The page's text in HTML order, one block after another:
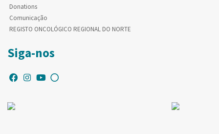
Donations
Comunicação
REGISTO ONCOLÓGICO REGIONAL DO NORTE
Siga-nos